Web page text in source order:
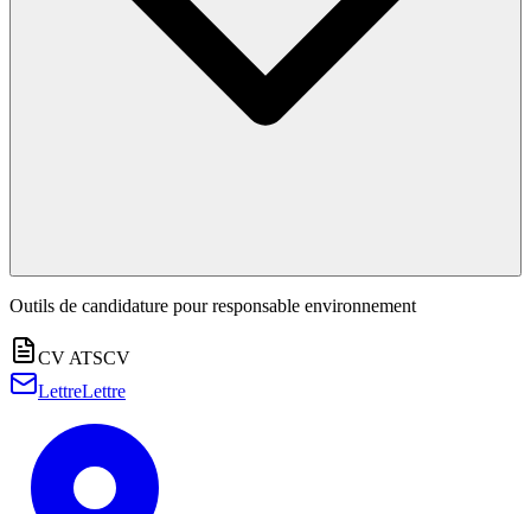
Outils de candidature pourresponsable environnement
CV ATSCV
LettreLettre